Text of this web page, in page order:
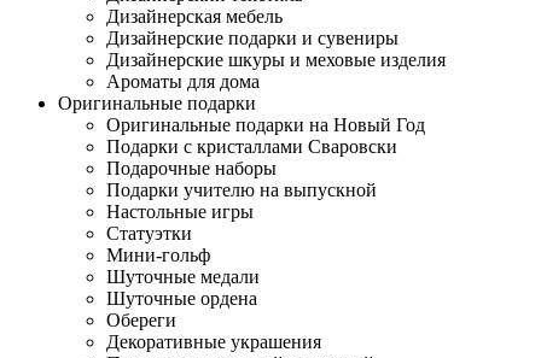
Дизайнерская мебель
Дизайнерские подарки и сувениры
Дизайнерские шкуры и меховые изделия
Ароматы для дома
Оригинальные подарки
Оригинальные подарки на Новый Год
Подарки с кристаллами Сваровски
Подарочные наборы
Подарки учителю на выпускной
Настольные игры
Статуэтки
Мини-гольф
Шуточные медали
Шуточные ордена
Обереги
Декоративные украшения